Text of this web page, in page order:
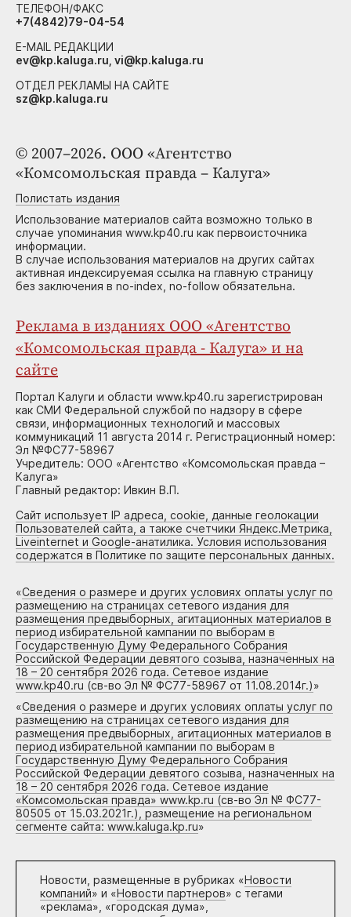
© 2007–2026. ООО «Агентство
«Комсомольская правда – Калуга»
Полистать издания
Использование материалов сайта возможно только в
случае упоминания www.kp40.ru как первоисточника
информации.
В случае использования материалов на других сайтах
активная индексируемая ссылка на главную страницу
без заключения в no-index, no-follow обязательна.
Реклама в изданиях ООО «Агентство
«Комсомольская правда - Калуга» и на
сайте
Портал Калуги и области www.kp40.ru зарегистрирован
как СМИ Федеральной службой по надзору в сфере
связи, информационных технологий и массовых
коммуникаций 11 августа 2014 г. Регистрационный номер:
Эл №ФС77-58967
Учредитель: ООО «Агентство «Комсомольская правда –
Калуга»
Главный редактор: Ивкин В.П.
Сайт использует IP адреса, cookie, данные геолокации
Пользователей сайта, а также счетчики Яндекс.Метрика,
Liveinternet и Google-анатилика. Условия использования
содержатся в Политике по защите персональных данных.
«Сведения о размере и других условиях оплаты услуг по
размещению на страницах сетевого издания для
размещения предвыборных, агитационных материалов в
период избирательной кампании по выборам в
Государственную Думу Федерального Собрания
Российской Федерации девятого созыва, назначенных на
18 – 20 сентября 2026 года. Сетевое издание
www.kp40.ru (св-во Эл № ФС77-58967 от 11.08.2014г.)»
«Сведения о размере и других условиях оплаты услуг по
размещению на страницах сетевого издания для
размещения предвыборных, агитационных материалов в
период избирательной кампании по выборам в
Государственную Думу Федерального Собрания
Российской Федерации девятого созыва, назначенных на
18 – 20 сентября 2026 года. Сетевое издание
«Комсомольская правда» www.kp.ru (св-во Эл № ФС77-
80505 от 15.03.2021г.), размещение на региональном
сегменте сайта: www.kaluga.kp.ru»
Новости, размещенные в рубриках «Новости
компаний» и «Новости партнеров» с тегами
«реклама», «городская дума»,
ТЕЛЕФОН/ФАКС
+7(4842)79-04-54
E-MAIL РЕДАКЦИИ
ev@kp.kaluga.ru, vi@kp.kaluga.ru
ОТДЕЛ РЕКЛАМЫ НА САЙТЕ
sz@kp.kaluga.ru